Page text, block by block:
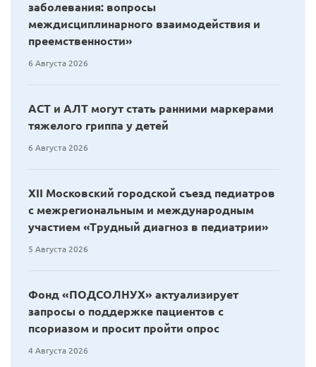
заболевания: вопросы
междисциплинарного взаимодействия и
преемственности»
6 Августа 2026
АСТ и АЛТ могут стать ранними маркерами
тяжелого гриппа у детей
6 Августа 2026
XII Московский городской съезд педиатров
с межрегиональным и международным
участием «Трудный диагноз в педиатрии»
5 Августа 2026
Фонд «ПОДСОЛНУХ» актуализирует
запросы о поддержке пациентов с
псориазом и просит пройти опрос
4 Августа 2026